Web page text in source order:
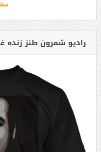
رادیو شمرون طنز زنده